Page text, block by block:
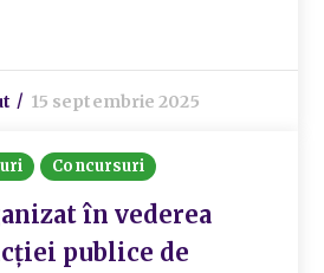
15 septembrie 2025
Concursuri
în vederea
publice de